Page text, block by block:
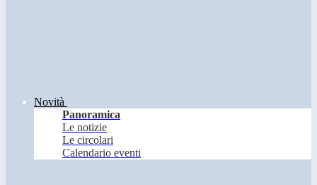
Novità
Panoramica
Le notizie
Le circolari
Calendario eventi